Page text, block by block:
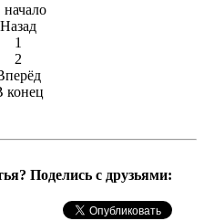
Назад
1
2
конец
Поделись с друзьями: